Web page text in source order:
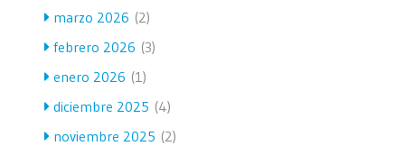
marzo 2026 (2)
febrero 2026 (3)
enero 2026 (1)
diciembre 2025 (4)
noviembre 2025 (2)